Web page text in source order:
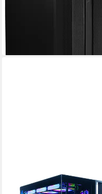
mtl. in 48 Raten
Ultimate Gaming I89-220 PC